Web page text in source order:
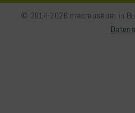
© 2014-2026 macmuseum in